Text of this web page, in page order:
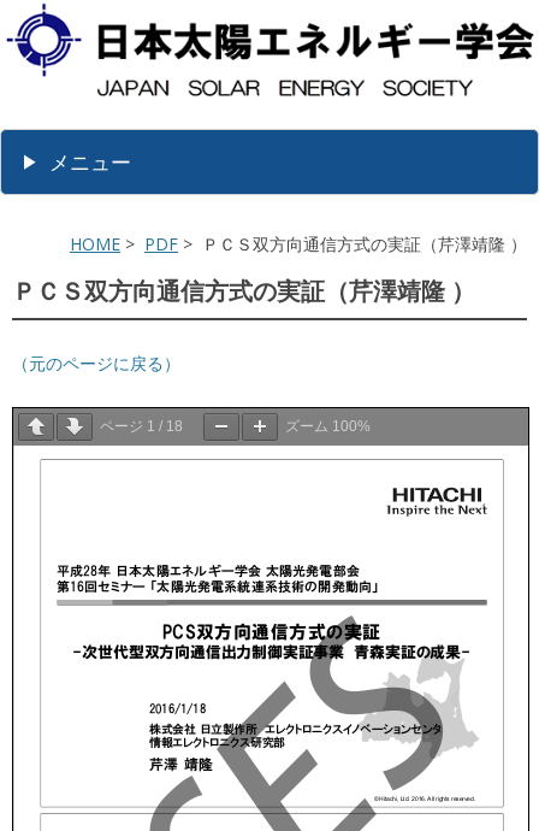
メニュー
HOME > PDF > ＰＣＳ双方向通信方式の実証（芹澤靖隆 ）
ＰＣＳ双方向通信方式の実証（芹澤靖隆 ）
（元のページに戻る）
ページ 1 / 18 ズーム 100%